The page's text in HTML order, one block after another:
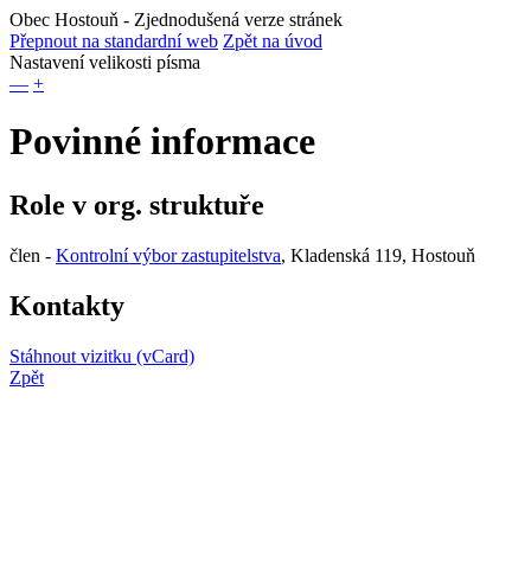
Obec Hostouň - Zjednodušená verze stránek
Přepnout na standardní web Zpět na úvod
Nastavení velikosti písma
— +
Povinné informace
Role v org. struktuře
člen - Kontrolní výbor zastupitelstva, Kladenská 119, Hostouň
Kontakty
Stáhnout vizitku (vCard)
Zpět